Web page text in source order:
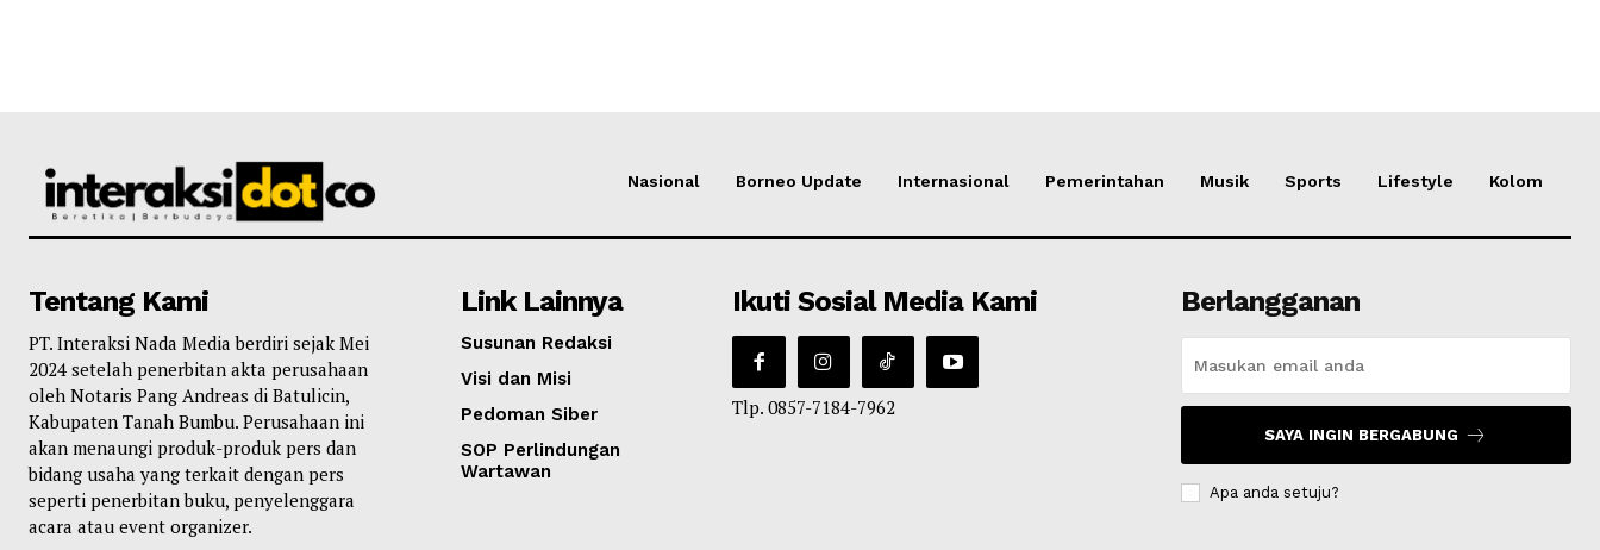
Nasional Borneo Update Internasional Pemerintahan Musik Sports Lifestyle Kolom
Tentang Kami
PT. Interaksi Nada Media berdiri sejak Mei
2024 setelah penerbitan akta perusahaan
oleh Notaris Pang Andreas di Batulicin,
Kabupaten Tanah Bumbu. Perusahaan ini
akan menaungi produk-produk pers dan
bidang usaha yang terkait dengan pers
seperti penerbitan buku, penyelenggara
acara atau event organizer.
Link Lainnya
Susunan Redaksi
Visi dan Misi
Pedoman Siber
SOP Perlindungan
Wartawan
Ikuti Sosial Media Kami
Tlp. 0857-7184-7962
Berlangganan
SAYA INGIN BERGABUNG
Apa anda setuju?